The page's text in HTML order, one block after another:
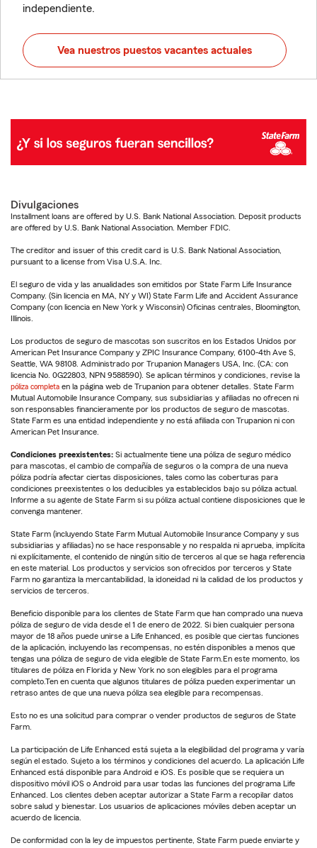
independiente.
Vea nuestros puestos vacantes actuales
Divulgaciones
Installment loans are offered by U.S. Bank National Association. Deposit products
are offered by U.S. Bank National Association. Member FDIC.
The creditor and issuer of this credit card is U.S. Bank National Association,
pursuant to a license from Visa U.S.A. Inc.
El seguro de vida y las anualidades son emitidos por State Farm Life Insurance
Company. (Sin licencia en MA, NY y WI) State Farm Life and Accident Assurance
Company (con licencia en New York y Wisconsin) Oficinas centrales, Bloomington,
Illinois.
Los productos de seguro de mascotas son suscritos en los Estados Unidos por
American Pet Insurance Company y ZPIC Insurance Company, 6100-4th Ave S,
Seattle, WA 98108. Administrado por Trupanion Managers USA, Inc. (CA: con
licencia No. 0G22803, NPN 9588590). Se aplican términos y condiciones, revise la
póliza completa en la página web de Trupanion para obtener detalles. State Farm
Mutual Automobile Insurance Company, sus subsidiarias y afiliadas no ofrecen ni
son responsables financieramente por los productos de seguro de mascotas.
State Farm es una entidad independiente y no está afiliada con Trupanion ni con
American Pet Insurance.
Condiciones preexistentes: Si actualmente tiene una póliza de seguro médico
para mascotas, el cambio de compañía de seguros o la compra de una nueva
póliza podría afectar ciertas disposiciones, tales como las coberturas para
condiciones preexistentes o los deducibles ya establecidos bajo su póliza actual.
Informe a su agente de State Farm si su póliza actual contiene disposiciones que le
convenga mantener.
State Farm (incluyendo State Farm Mutual Automobile Insurance Company y sus
subsidiarias y afiliadas) no se hace responsable y no respalda ni aprueba, implícita
ni explícitamente, el contenido de ningún sitio de terceros al que se haga referencia
en este material. Los productos y servicios son ofrecidos por terceros y State
Farm no garantiza la mercantabilidad, la idoneidad ni la calidad de los productos y
servicios de terceros.
Beneficio disponible para los clientes de State Farm que han comprado una nueva
póliza de seguro de vida desde el 1 de enero de 2022. Si bien cualquier persona
mayor de 18 años puede unirse a Life Enhanced, es posible que ciertas funciones
de la aplicación, incluyendo las recompensas, no estén disponibles a menos que
tengas una póliza de seguro de vida elegible de State Farm.En este momento, los
titulares de póliza en Florida y New York no son elegibles para el programa
completo.Ten en cuenta que algunos titulares de póliza pueden experimentar un
retraso antes de que una nueva póliza sea elegible para recompensas.
Esto no es una solicitud para comprar o vender productos de seguros de State
Farm.
La participación de Life Enhanced está sujeta a la elegibilidad del programa y varía
según el estado. Sujeto a los términos y condiciones del acuerdo. La aplicación Life
Enhanced está disponible para Android e iOS. Es posible que se requiera un
dispositivo móvil iOS o Android para usar todas las funciones del programa Life
Enhanced. Los clientes deben aceptar autorizar a State Farm a recopilar datos
sobre salud y bienestar. Los usuarios de aplicaciones móviles deben aceptar un
acuerdo de licencia.
De conformidad con la ley de impuestos pertinente, State Farm puede enviarte y